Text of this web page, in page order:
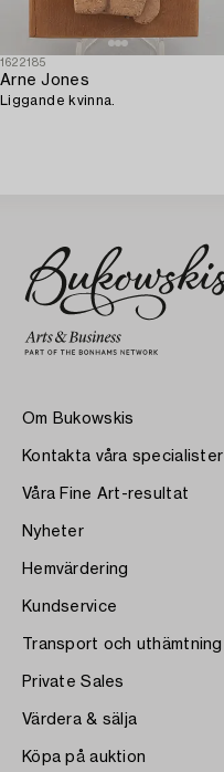
1622185
Arne Jones
Liggande kvinna.
Om Bukowskis
Kontakta våra specialister
Våra Fine Art-resultat
Nyheter
Hemvärdering
Kundservice
Transport och uthämtning
Private Sales
Värdera & sälja
Köpa på auktion